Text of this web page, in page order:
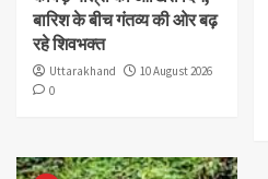
बारिश के बीच गंतव्य की ओर बढ़
रहे शिवभक्त
Uttarakhand
10 August 2026
0